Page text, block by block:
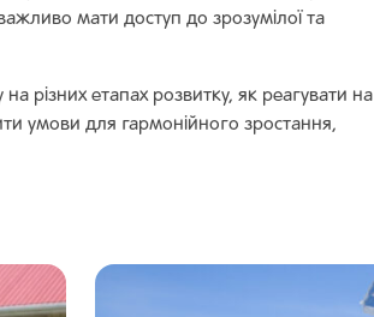
мати доступ до зрозумілої та
різних етапах розвитку, як реагувати на
умови для гармонійного зростання,